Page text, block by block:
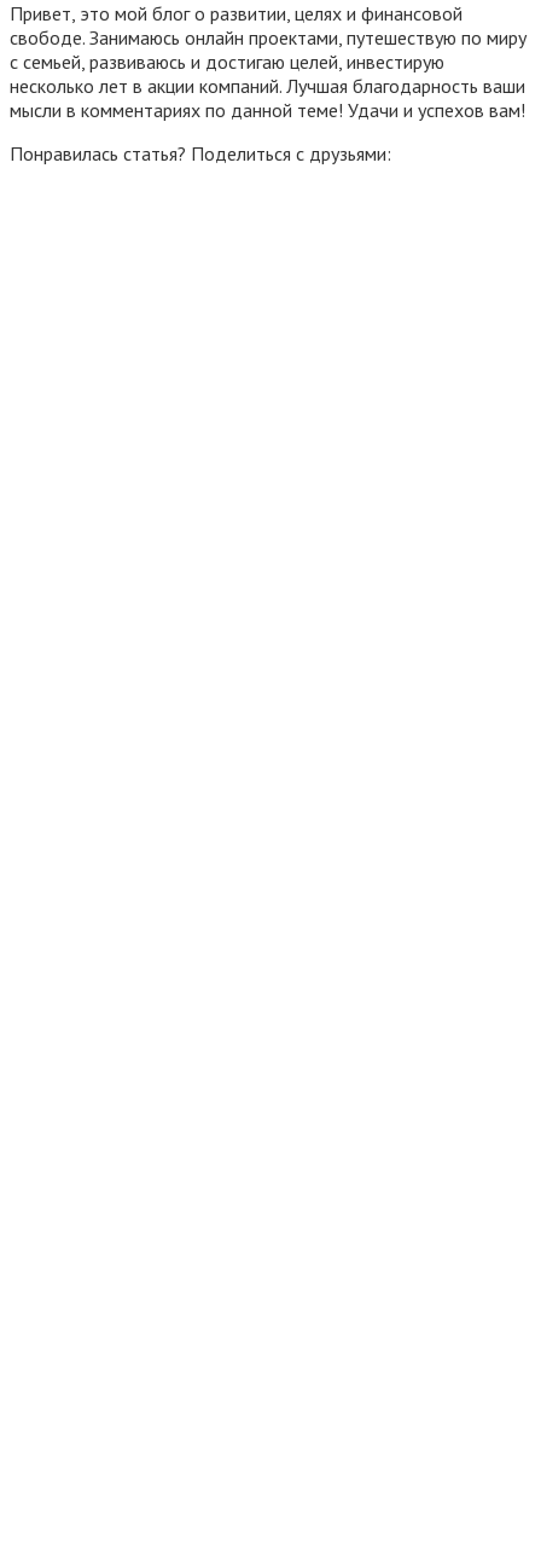
Привет, это мой блог о развитии, целях и финансовой
свободе. Занимаюсь онлайн проектами, путешествую по миру
с семьей, развиваюсь и достигаю целей, инвестирую
несколько лет в акции компаний. Лучшая благодарность ваши
мысли в комментариях по данной теме! Удачи и успехов вам!
Понравилась статья? Поделиться с друзьями: